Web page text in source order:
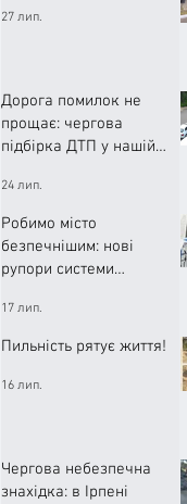
27 лип.
Дорога помилок не
прощає: чергова
підбірка ДТП у нашій
24 лип.
Робимо місто
безпечнішим: нові
рупори системи
працюють!
17 лип.
Пильність рятує життя!
16 лип.
Чергова небезпечна
знахідка: в Ірпені